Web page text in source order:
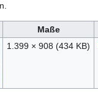
Maße
1.399 × 908 (434 KB)